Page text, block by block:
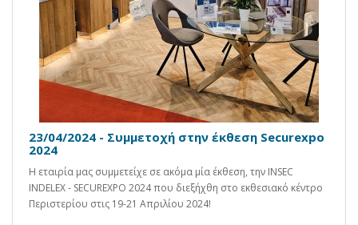
23/04/2024 - Συμμετοχή στην έκθεση Securexpo
2024
Η εταιρία μας συμμετείχε σε ακόμα μία έκθεση, την INSEC
INDELEX - SECUREXPO 2024 που διεξήχθη στο εκθεσιακό κέντρο
Περιστερίου στις 19-21 Απριλίου 2024!